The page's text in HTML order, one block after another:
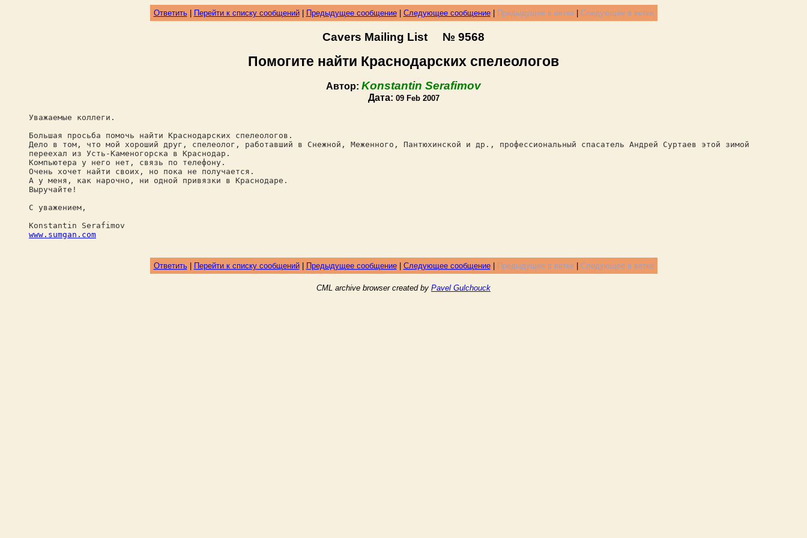
Ответить| Перейти к списку сообщений| Предыдущее сообщение| Следующее сообщение| Предыдущее в ветке| Следующее в ветке
Cavers Mailing List № 9568
Помогите найти Краснодарских спелеологов
Автор: Konstantin Serafimov
Дата: 09 Feb 2007
Уважаемые коллеги.
Большая просьба помочь найти Краснодарских спелеологов.
Дело в том, что мой хороший друг, спелеолог, работавший в Снежной, Меженного, Пантюхинской и др., профессиональный спасатель Андрей Суртаев этой зимой
переехал из Усть-Каменогорска в Краснодар.
Компьютера у него нет, связь по телефону.
Очень хочет найти своих, но пока не получается.
А у меня, как нарочно, ни одной привязки в Краснодаре.
Выручайте!
С уважением,
Konstantin Serafimov
www.sumgan.com
Ответить| Перейти к списку сообщений| Предыдущее сообщение| Следующее сообщение| Предыдущее в ветке| Следующее в ветке
CML archive browser created by Pavel Gulchouck